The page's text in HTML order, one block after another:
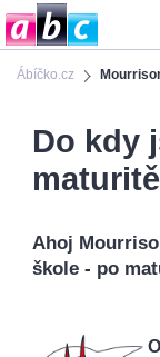
Ábíčko.cz
Do kdy
Ahoj
škole - po